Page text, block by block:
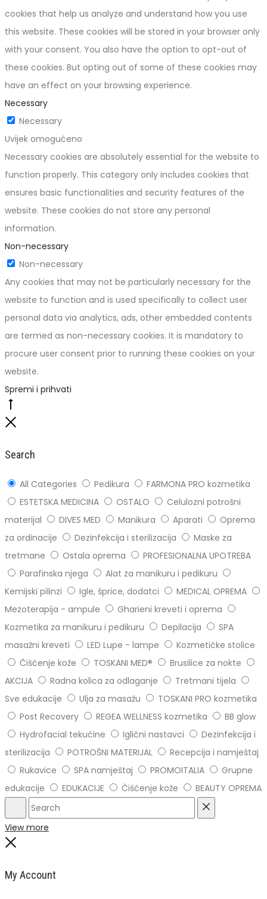
cookies that help us analyze and understand how you use
this website. These cookies will be stored in your browser only
with your consent. You also have the option to opt-out of
these cookies. But opting out of some of these cookies may
have an effect on your browsing experience.
Necessary
Necessary
Uvijek omogućeno
Necessary cookies are absolutely essential for the website to
function properly. This category only includes cookies that
ensures basic functionalities and security features of the
website. These cookies do not store any personal
information.
Non-necessary
Non-necessary
Any cookies that may not be particularly necessary for the
website to function and is used specifically to collect user
personal data via analytics, ads, other embedded contents
are termed as non-necessary cookies. It is mandatory to
procure user consent prior to running these cookies on your
website.
Spremi i prihvati
Search
All Categories Pedikura
FARMONA PRO kozmetika
ESTETSKA MEDICINA
OSTALO
Celulozni potrošni
materijal
DIVES MED Manikura Aparati
Oprema
za ordinacije
Dezinfekcija i sterilizacija
Maske za
tretmane
Ostala oprema
PROFESIONALNA UPOTREBA
Parafinska njega
Alat za manikuru i pedikuru
Kemijski pilinzi
Igle, šprice, dodatci
MEDICAL OPREMA
Mezoterapija - ampule
Gharieni kreveti i oprema
Kozmetika za manikuru i pedikuru
Depilacija
SPA
masažni kreveti
LED Lupe - lampe
Kozmetičke stolice
Čišćenje kože
TOSKANI MED®️
Brusilice za nokte
AKCIJA
Radna kolica za odlaganje
Tretmani tijela
Sve edukacije
Ulja za masažu
TOSKANI PRO kozmetika
Post Recovery
REGEA WELLNESS kozmetika
BB glow
Hydrofacial tekućine
Iglični nastavci
Dezinfekcija i
sterilizacija
POTROŠNI MATERIJAL
Recepcija i namještaj
Rukavice
SPA namještaj PROMOITALIA
Grupne
edukacije
EDUKACIJE Čišćenje kože BEAUTY OPREMA
Search
View more
My Account